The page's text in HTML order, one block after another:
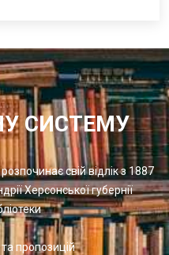
СИСТЕМУ
розпочинає свій відлік з 1887
Херсонської губернії
пропозицій